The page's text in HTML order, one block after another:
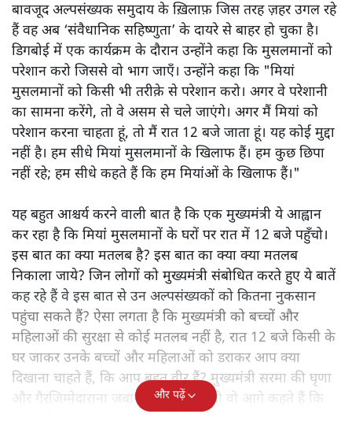
बावजूद अल्पसंख्यक समुदाय के ख़िलाफ़ जिस तरह ज़हर उगल रहे
हैं वह अब ‘संवैधानिक सहिष्णुता’ के दायरे से बाहर हो चुका है।
डिगबोई में एक कार्यक्रम के दौरान उन्होंने कहा कि मुसलमानों को
परेशान करो जिससे वो भाग जाएँ। उन्होंने कहा कि "मियां
मुसलमानों को किसी भी तरीक़े से परेशान करो। अगर वे परेशानी
का सामना करेंगे, तो वे असम से चले जाएंगे। अगर मैं मियां को
परेशान करना चाहता हूं, तो मैं रात 12 बजे जाता हूं। यह कोई मुद्दा
नहीं है। हम सीधे मियां मुसलमानों के खिलाफ हैं। हम कुछ छिपा
नहीं रहे; हम सीधे कहते हैं कि हम मियांओं के खिलाफ हैं।"
यह बहुत आश्चर्य करने वाली बात है कि एक मुख्यमंत्री ये आह्वान
कर रहा है कि मियांं मुसलमानों के घरों पर रात में 12 बजे पहुँचो।
इस बात का क्या मतलब है? इस बात का क्या क्या मतलब
निकाला जाये? जिन लोगों को मुख्यमंत्री संबोधित करते हुए ये बातें
कह रहे हैं वे इस बात से उन अल्पसंख्यकों को कितना नुकसान
पहुंचा सकते हैं? ऐसा लगता है कि मुख्यमंत्री को बच्चों और
महिलाओं की सुरक्षा से कोई मतलब नहीं है, रात 12 बजे किसी के
घर जाकर उनके बच्चों और महिलाओं को डराकर आप क्या
दिखाना चाहते हैं, कि आप बहुत वीर हैं? मुख्यमंत्री सरमा की घृणा
और गैरजिम्मेदाराना ज़बान यहीं नहीं रुकती वो आगे कहते हैं कि
और पढ़ें